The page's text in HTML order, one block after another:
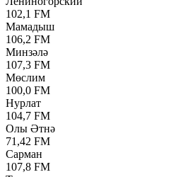
102,1 FM
Мамадыш
106,2 FM
Минзәлә
107,3 FM
Мөслим
100,0 FM
Нурлат
104,7 FM
Олы Әтнә
71,42 FM
Сарман
107,8 FM